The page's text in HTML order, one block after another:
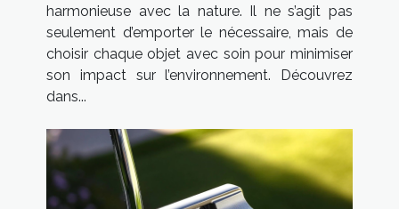
harmonieuse avec la nature. Il ne s’agit pas
seulement d’emporter le nécessaire, mais de
choisir chaque objet avec soin pour minimiser
son impact sur l’environnement. Découvrez
dans...